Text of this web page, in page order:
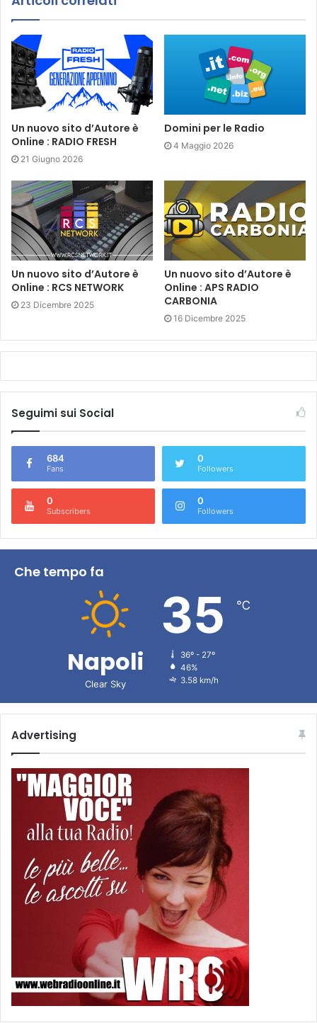
Un nuovo sito d’Autore è
Online : RADIO FRESH
21 Giugno 2026
Domini per le Radio
4 Maggio 2026
Un nuovo sito d’Autore è
Online : RCS NETWORK
23 Dicembre 2025
Un nuovo sito d’Autore è
Online : APS RADIO
CARBONIA
16 Dicembre 2025
Seguimi sui Social
684
Fans
0
Followers
0
Subscribers
0
Followers
Che tempo fa
Napoli
Clear Sky
35 ℃
36º - 27º
46%
3.58 km/h
Advertising